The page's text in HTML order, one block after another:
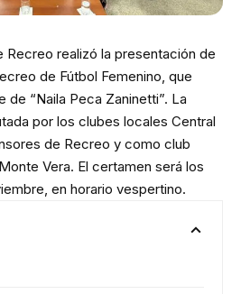
Recreo realizó la presentación de
de Fútbol Femenino, que
de “Naila Peca Zaninetti”. La
por los clubes locales Central
de Recreo y como club
Vera. El certamen será los
en horario vespertino.